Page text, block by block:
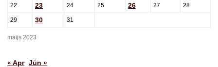
maijs 2023
22 23 24 25 26 27 28
29 30 31
« Apr Jūn »